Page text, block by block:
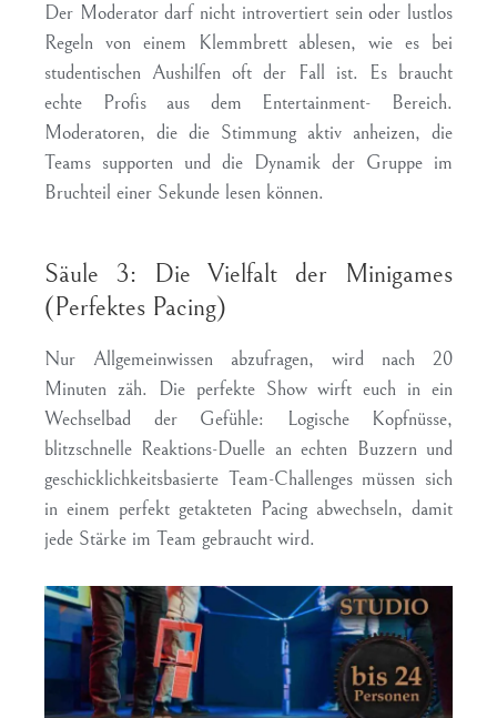
Der Moderator darf nicht introvertiert sein oder lustlos
Regeln von einem Klemmbrett ablesen, wie es bei
studentischen Aushilfen oft der Fall ist. Es braucht
echte Profis aus dem Entertainment- Bereich.
Moderatoren, die die Stimmung aktiv anheizen, die
Teams supporten und die Dynamik der Gruppe im
Bruchteil einer Sekunde lesen können.
Säule 3: Die Vielfalt der Minigames
(Perfektes Pacing)
Nur Allgemeinwissen abzufragen, wird nach 20
Minuten zäh. Die perfekte Show wirft euch in ein
Wechselbad der Gefühle: Logische Kopfnüsse,
blitzschnelle Reaktions-Duelle an echten Buzzern und
geschicklichkeitsbasierte Team-Challenges müssen sich
in einem perfekt getakteten Pacing abwechseln, damit
jede Stärke im Team gebraucht wird.